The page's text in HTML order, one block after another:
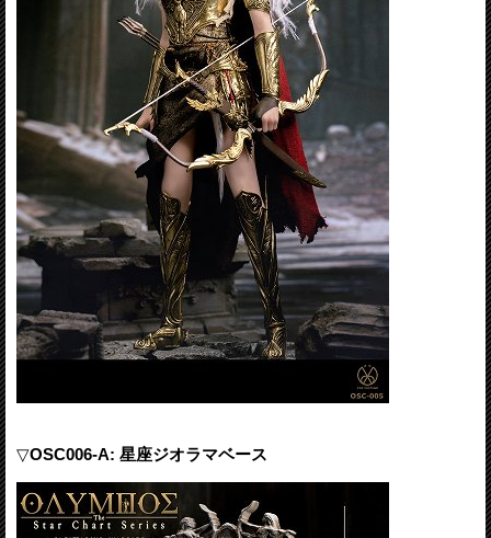
▽OSC006-A: 星座ジオラマベース